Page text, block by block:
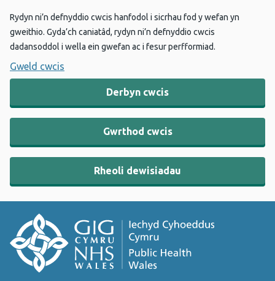
Rydyn ni’n defnyddio cwcis hanfodol i sicrhau fod y wefan yn
gweithio. Gyda’ch caniatâd, rydyn ni’n defnyddio cwcis
dadansoddol i wella ein gwefan ac i fesur perfformiad.
Gweld cwcis
Derbyn cwcis
Gwrthod cwcis
Rheoli dewisiadau